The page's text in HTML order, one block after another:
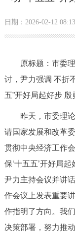
政务公开
市领导
政策兑现
决策公开
政务服务
中介服务
日期：2026-02-12 08:13
原标题：市委理
讨，尹力强调 不折
五”开好局起好步
昨天，市委理论
请国家发展和改革
贯彻中央经济工作
保‘十五五’开好局
尹力主持会议并讲
作会议上发表重要
作指明了方向。我
决策部署，努力推